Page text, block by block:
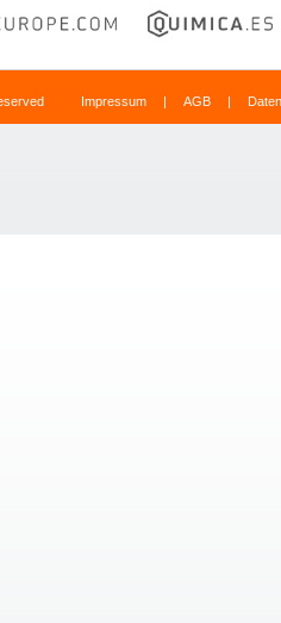
Impressum | AGB |